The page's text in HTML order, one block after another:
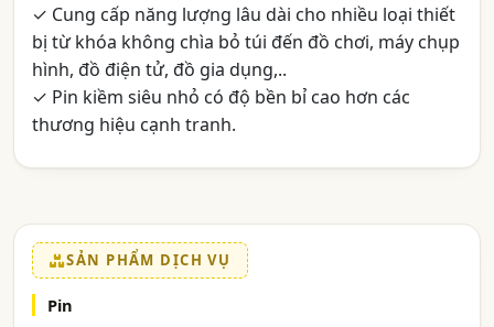
✓ Cung cấp năng lượng lâu dài cho nhiều loại thiết
bị từ khóa không chìa bỏ túi đến đồ chơi, máy chụp
hình, đồ điện tử, đồ gia dụng,..
✓ Pin kiềm siêu nhỏ có độ bền bỉ cao hơn các
thương hiệu cạnh tranh.
SẢN PHẨM DỊCH VỤ
Pin